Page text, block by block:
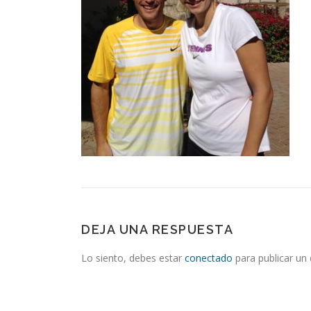
DEJA UNA RESPUESTA
Lo siento, debes estar conectado para publicar un